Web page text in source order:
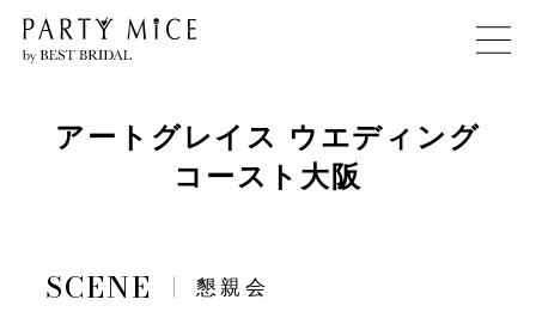
アートグレイス ウエディング
コースト大阪
懇親会